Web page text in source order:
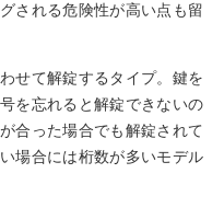
される危険性が高い点も留
せて解錠するタイプ。鍵を
を忘れると解錠できないの
合った場合でも解錠されて
場合には桁数が多いモデル